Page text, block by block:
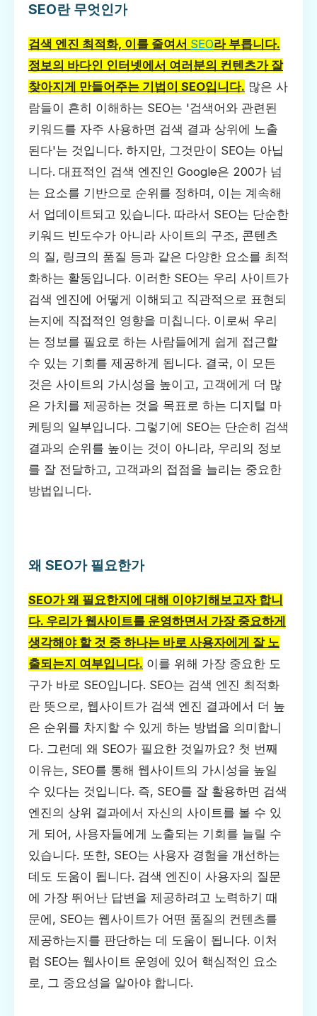
SEO란 무엇인가
검색 엔진 최적화, 이를 줄여서 SEO라 부릅니다.
정보의 바다인 인터넷에서 여러분의 컨텐츠가 잘
찾아지게 만들어주는 기법이 SEO입니다. 많은 사
람들이 흔히 이해하는 SEO는 '검색어와 관련된
키워드를 자주 사용하면 검색 결과 상위에 노출
된다'는 것입니다. 하지만, 그것만이 SEO는 아닙
니다. 대표적인 검색 엔진인 Google은 200가 넘
는 요소를 기반으로 순위를 정하며, 이는 계속해
서 업데이트되고 있습니다. 따라서 SEO는 단순한
키워드 빈도수가 아니라 사이트의 구조, 콘텐츠
의 질, 링크의 품질 등과 같은 다양한 요소를 최적
화하는 활동입니다. 이러한 SEO는 우리 사이트가
검색 엔진에 어떻게 이해되고 직관적으로 표현되
는지에 직접적인 영향을 미칩니다. 이로써 우리
는 정보를 필요로 하는 사람들에게 쉽게 접근할
수 있는 기회를 제공하게 됩니다. 결국, 이 모든
것은 사이트의 가시성을 높이고, 고객에게 더 많
은 가치를 제공하는 것을 목표로 하는 디지털 마
케팅의 일부입니다. 그렇기에 SEO는 단순히 검색
결과의 순위를 높이는 것이 아니라, 우리의 정보
를 잘 전달하고, 고객과의 접점을 늘리는 중요한
방법입니다.
왜 SEO가 필요한가
SEO가 왜 필요한지에 대해 이야기해보고자 합니
다. 우리가 웹사이트를 운영하면서 가장 중요하게
생각해야 할 것 중 하나는 바로 사용자에게 잘 노
출되는지 여부입니다. 이를 위해 가장 중요한 도
구가 바로 SEO입니다. SEO는 검색 엔진 최적화
란 뜻으로, 웹사이트가 검색 엔진 결과에서 더 높
은 순위를 차지할 수 있게 하는 방법을 의미합니
다. 그런데 왜 SEO가 필요한 것일까요? 첫 번째
이유는, SEO를 통해 웹사이트의 가시성을 높일
수 있다는 것입니다. 즉, SEO를 잘 활용하면 검색
엔진의 상위 결과에서 자신의 사이트를 볼 수 있
게 되어, 사용자들에게 노출되는 기회를 늘릴 수
있습니다. 또한, SEO는 사용자 경험을 개선하는
데도 도움이 됩니다. 검색 엔진이 사용자의 질문
에 가장 뛰어난 답변을 제공하려고 노력하기 때
문에, SEO는 웹사이트가 어떤 품질의 컨텐츠를
제공하는지를 판단하는 데 도움이 됩니다. 이처
럼 SEO는 웹사이트 운영에 있어 핵심적인 요소
로, 그 중요성을 알아야 합니다.